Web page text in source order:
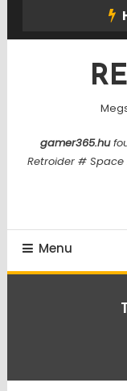
gamer365.hu
Retroider #
Menu